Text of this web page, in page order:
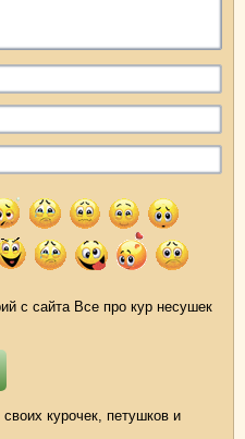
с сайта Все про кур несушек
курочек, петушков и